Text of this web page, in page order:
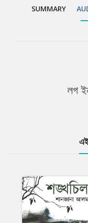
SUMMARY
লগ